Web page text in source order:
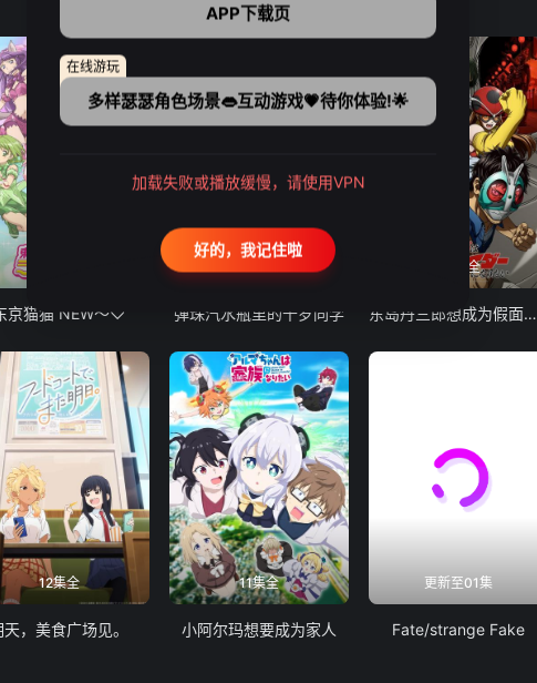
京猫猫 NEW～♡ 弹珠汽水瓶里的千岁同学
24集全
东岛丹三郎想成为假面骑士
12集全
天，美食广场见。
11集全
小阿尔玛想要成为家人
更新至01集
Fate/strange Fake
APP下载页
在线游玩
多样瑟瑟角色场景👄互动游戏💗待你体验!🌟
加载失败或播放缓慢，请使用VPN
好的，我记住啦